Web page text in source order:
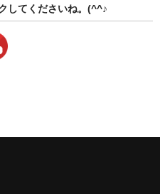
してくださいね。(^^♪